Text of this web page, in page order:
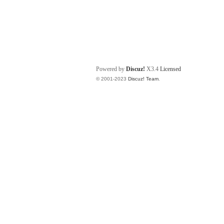
Powered by Discuz! X3.4 Licensed
© 2001-2023 Discuz! Team